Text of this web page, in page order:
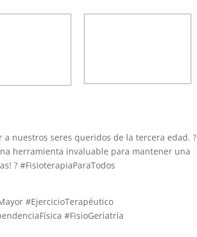
a nuestros seres queridos de la tercera edad.?
herramienta invaluable para mantener una
? #FisioterapiaParaTodos
#EjercicioTerapéutico
#FisioGeriatría